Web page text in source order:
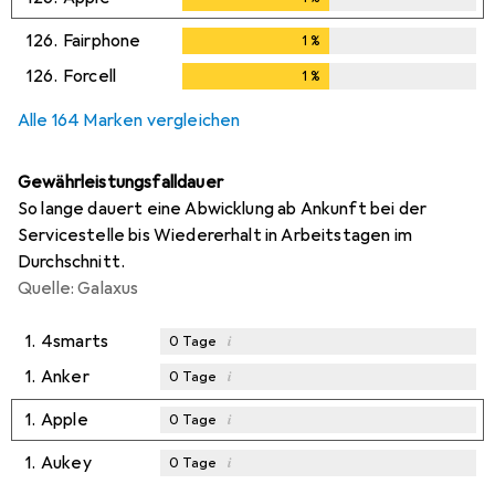
126. Fairphone 1 %
126. Forcell 1 %
Alle 164 Marken vergleichen
Gewährleistungsfalldauer
So lange dauert eine Abwicklung ab Ankunft bei der
Servicestelle bis Wiedererhalt in Arbeitstagen im
Durchschnitt.
Quelle: Galaxus
1. 4smarts 0 Tage i
1. Anker 0 Tage i
1. Apple 0 Tage i
1. Aukey 0 Tage i